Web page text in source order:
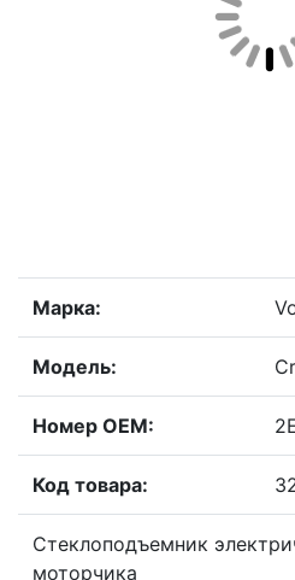
Марка:
Модель:
Номер OEM:
Код товара:
Стеклоподъемник
моторчика